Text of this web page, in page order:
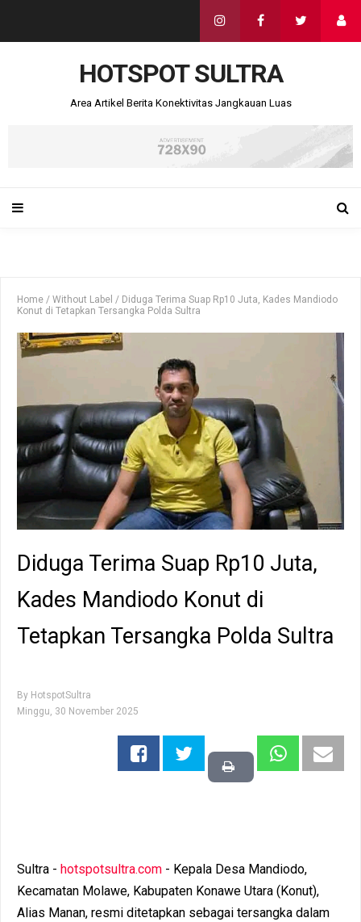
HOTSPOT SULTRA
Area Artikel Berita Konektivitas Jangkauan Luas
Home / Without Label / Diduga Terima Suap Rp10 Juta, Kades Mandiodo
Konut di Tetapkan Tersangka Polda Sultra
Diduga Terima Suap Rp10 Juta,
Kades Mandiodo Konut di
Tetapkan Tersangka Polda Sultra
By HotspotSultra
Minggu, 30 November 2025
Sultra - hotspotsultra.com - Kepala Desa Mandiodo,
Kecamatan Molawe, Kabupaten Konawe Utara (Konut),
Alias Manan, resmi ditetapkan sebagai tersangka dalam